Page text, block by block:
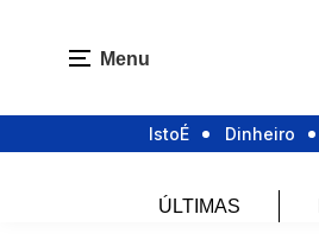
Menu
IstoÉ Dinheiro
ÚLTIMAS